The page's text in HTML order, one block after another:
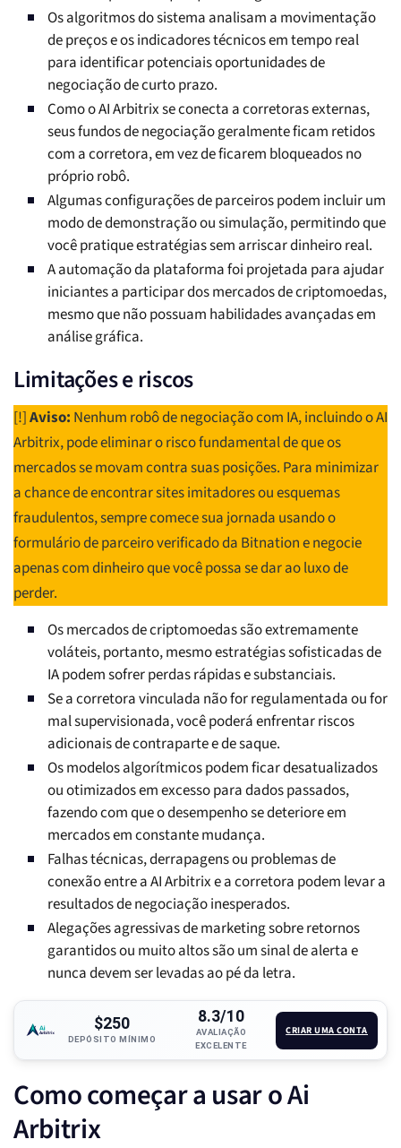
Os algoritmos do sistema analisam a movimentação
de preços e os indicadores técnicos em tempo real
para identificar potenciais oportunidades de
negociação de curto prazo.
Como o AI Arbitrix se conecta a corretoras externas,
seus fundos de negociação geralmente ficam retidos
com a corretora, em vez de ficarem bloqueados no
próprio robô.
Algumas configurações de parceiros podem incluir um
modo de demonstração ou simulação, permitindo que
você pratique estratégias sem arriscar dinheiro real.
A automação da plataforma foi projetada para ajudar
iniciantes a participar dos mercados de criptomoedas,
mesmo que não possuam habilidades avançadas em
análise gráfica.
Limitações e riscos
[!]Aviso: Nenhum robô de negociação com IA, incluindo o AI
Arbitrix, pode eliminar o risco fundamental de que os
mercados se movam contra suas posições. Para minimizar
a chance de encontrar sites imitadores ou esquemas
fraudulentos, sempre comece sua jornada usando o
formulário de parceiro verificado da Bitnation e negocie
apenas com dinheiro que você possa se dar ao luxo de
perder.
Os mercados de criptomoedas são extremamente
voláteis, portanto, mesmo estratégias sofisticadas de
IA podem sofrer perdas rápidas e substanciais.
Se a corretora vinculada não for regulamentada ou for
mal supervisionada, você poderá enfrentar riscos
adicionais de contraparte e de saque.
Os modelos algorítmicos podem ficar desatualizados
ou otimizados em excesso para dados passados,
fazendo com que o desempenho se deteriore em
mercados em constante mudança.
Falhas técnicas, derrapagens ou problemas de
conexão entre a AI Arbitrix e a corretora podem levar a
resultados de negociação inesperados.
Alegações agressivas de marketing sobre retornos
garantidos ou muito altos são um sinal de alerta e
nunca devem ser levadas ao pé da letra.
$250
DEPÓSITO MÍNIMO
8.3/10
AVALIAÇÃO
EXCELENTE
CRIAR UMA CONTA
Como começar a usar o Ai
Arbitrix